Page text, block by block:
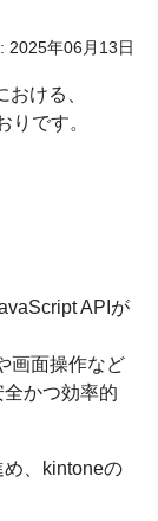
2025年06月13日
ける、
りです。
APIが
画面操作など
かつ効率的
、kintoneの